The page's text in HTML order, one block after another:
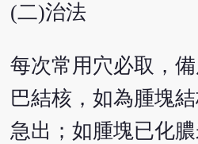
(二)治法
每次常用穴必取，
巴結核，如為腫塊
急出；如腫塊已化